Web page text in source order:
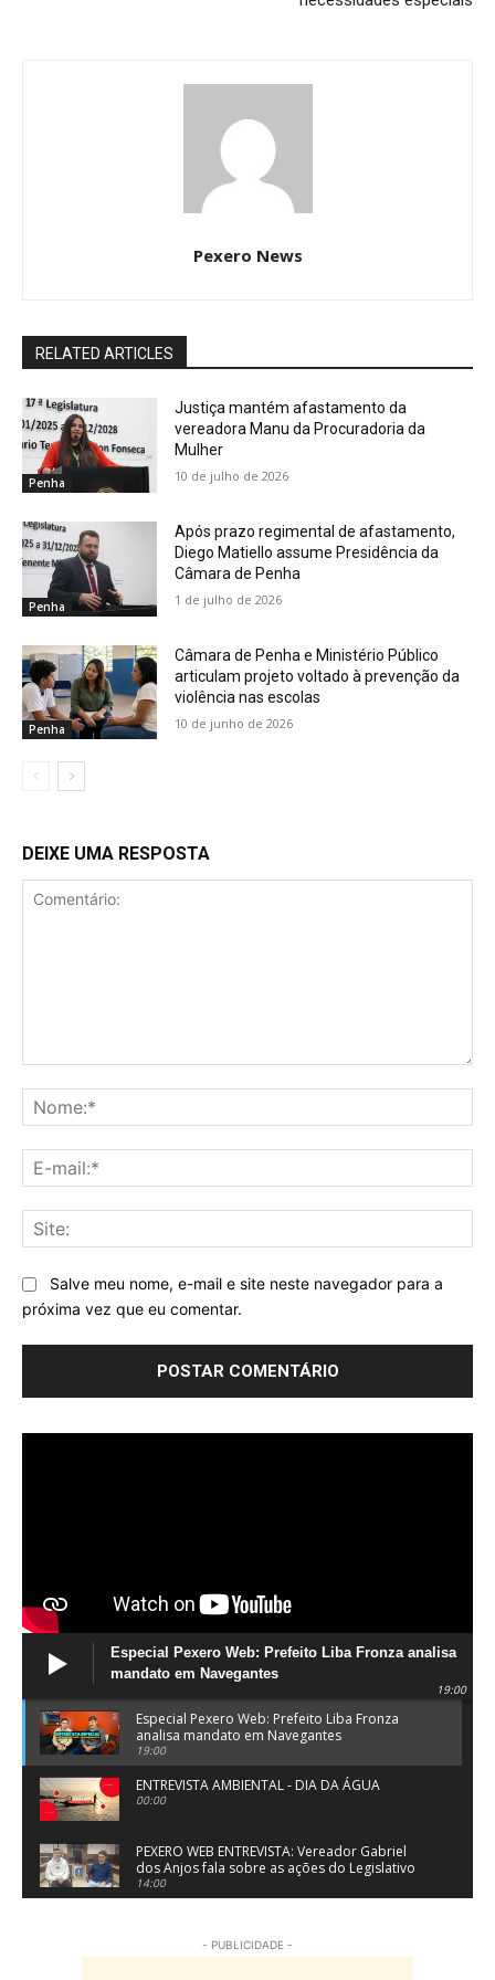
Pexero News
RELATED ARTICLES
Penha
Justiça mantém afastamento da
vereadora Manu da Procuradoria da
Mulher
10 de julho de 2026
Penha
Após prazo regimental de afastamento,
Diego Matiello assume Presidência da
Câmara de Penha
1 de julho de 2026
Penha
Câmara de Penha e Ministério Público
articulam projeto voltado à prevenção da
violência nas escolas
10 de junho de 2026
DEIXE UMA RESPOSTA
Salve meu nome, e-mail e site neste navegador para a
próxima vez que eu comentar.
Especial Pexero Web: Prefeito Liba Fronza analisa
mandato em Navegantes
19:00
Especial Pexero Web: Prefeito Liba Fronza
analisa mandato em Navegantes
19:00
ENTREVISTA AMBIENTAL - DIA DA ÁGUA
00:00
PEXERO WEB ENTREVISTA: Vereador Gabriel
dos Anjos fala sobre as ações do Legislativo
de Navegantes
14:00
- PUBLICIDADE -